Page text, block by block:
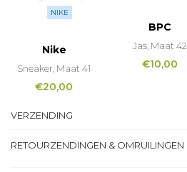
NIKE
Nike
Sneaker, Maat 41
€20,00
BPC
Jas, Maat 42
€10,00
VERZENDING
RETOURZENDINGEN & OMRUILINGEN